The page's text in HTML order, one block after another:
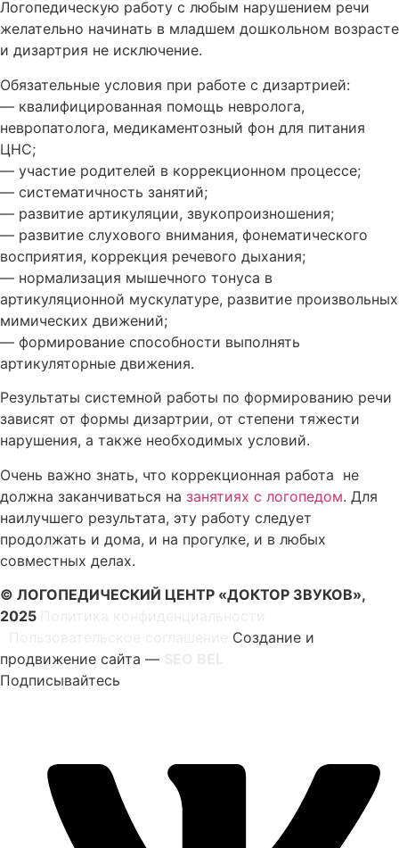
Логопедическую работу с любым нарушением речи
желательно начинать в младшем дошкольном возрасте
и дизартрия не исключение.
Обязательные условия при работе с дизартрией:
— квалифицированная помощь невролога,
невропатолога, медикаментозный фон для питания
ЦНС;
— участие родителей в коррекционном процессе;
— систематичность занятий;
— развитие артикуляции, звукопроизношения;
— развитие слухового внимания, фонематического
восприятия, коррекция речевого дыхания;
— нормализация мышечного тонуса в
артикуляционной мускулатуре, развитие произвольных
мимических движений;
— формирование способности выполнять
артикуляторные движения.
Результаты системной работы по формированию речи
зависят от формы дизартрии, от степени тяжести
нарушения, а также необходимых условий.
Очень важно знать, что коррекционная работа не
должна заканчиваться на занятиях с логопедом. Для
наилучшего результата, эту работу следует
продолжать и дома, и на прогулке, и в любых
совместных делах.
© ЛОГОПЕДИЧЕСКИЙ ЦЕНТР «ДОКТОР ЗВУКОВ»,
2025
Создание и
продвижение сайта —
Подписывайтесь